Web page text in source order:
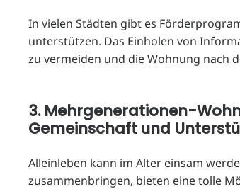
In vielen Städten gibt es
unterstützen. Das Einholen von
zu vermeiden und die Wohnung nach
3. Mehrgenerationen-
Gemeinschaft und
Alleinleben kann im Alter einsam
zusammenbringen, bieten eine tolle